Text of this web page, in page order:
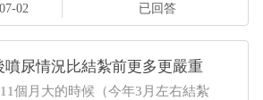
結直腸炎，隨即打了制酸劑，給了胃
劑跟止瀉 7/2告知旅館回診血檢 期中
是他們的問題，沒證據足以判斷是馬
！ 並提供監視器，6／23下午便便型
02 已回答
噴尿情況比結紮前更多更嚴重
個月大的時候（今年3月左右結紮